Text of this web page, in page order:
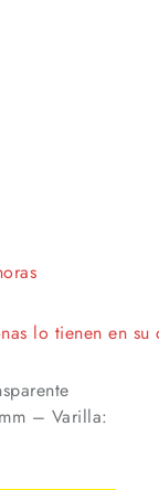
lo tienen en su
– Varilla: